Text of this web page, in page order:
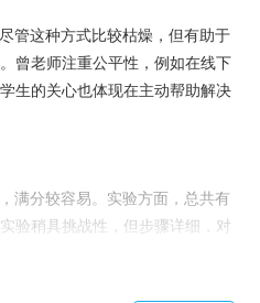
管这种方式比较枯燥，但有助于
曾老师注重公平性，例如在线下
生的关心也体现在主动帮助解决
满分较容易。实验方面，总共有
验稍具挑战性，但步骤详细，对